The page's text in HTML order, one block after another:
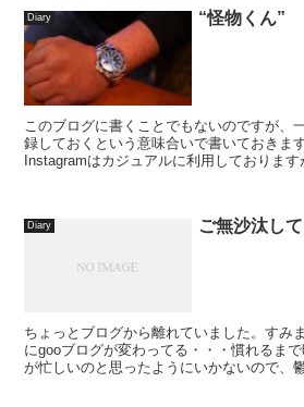
Diary “怪物くん”
このブログに書くことでもないのですが、
録しておくという意味合いで書いておきます。 私はブログと
Instagramはカジュアルに利用しております
Diary ご無沙汰して
ちょっとブログから離れていました。すみ
にgooブログが変わってる・・・慣れるま
が忙しいのと思ったようにいかないので、